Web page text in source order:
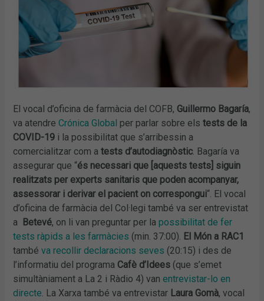
El vocal d’oficina de farmàcia del COFB, Guillermo Bagaría,
va atendreCrónica Global per parlar sobre elstests de la
COVID-19 i la possibilitat que s’arribessin a
comercialitzar com atests d’autodiagnòstic. Bagaría va
assegurar que “és necessari que [aquests tests] siguin
realitzats per experts sanitaris que poden acompanyar,
assessorar i derivar el pacient on correspongui“. El vocal
d’oficina de farmàcia del Col·legi també va ser entrevistat
a Betevé, on li van preguntar per lapossibilitat de fer
tests ràpids a les farmàcies (min. 37:00). El Món a RAC1
tambéva recollir declaracions seves (20:15) i des de
l’informatiu del programa Cafè d’Idees (que s’emet
simultàniament a La 2 i Ràdio 4) vanentrevistar-lo en
directe. La Xarxa també va entrevistar Laura Gomà, vocal